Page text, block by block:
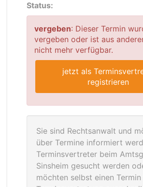
Status:
vergeben: Dieser Termin
vergeben oder ist aus
nicht mehr verfügbar.
jetzt als
registrieren
Sie sind Rechtsanwalt und
über Termine informiert
Terminsvertreter beim
Sinsheim gesucht werden
möchten selbst einen